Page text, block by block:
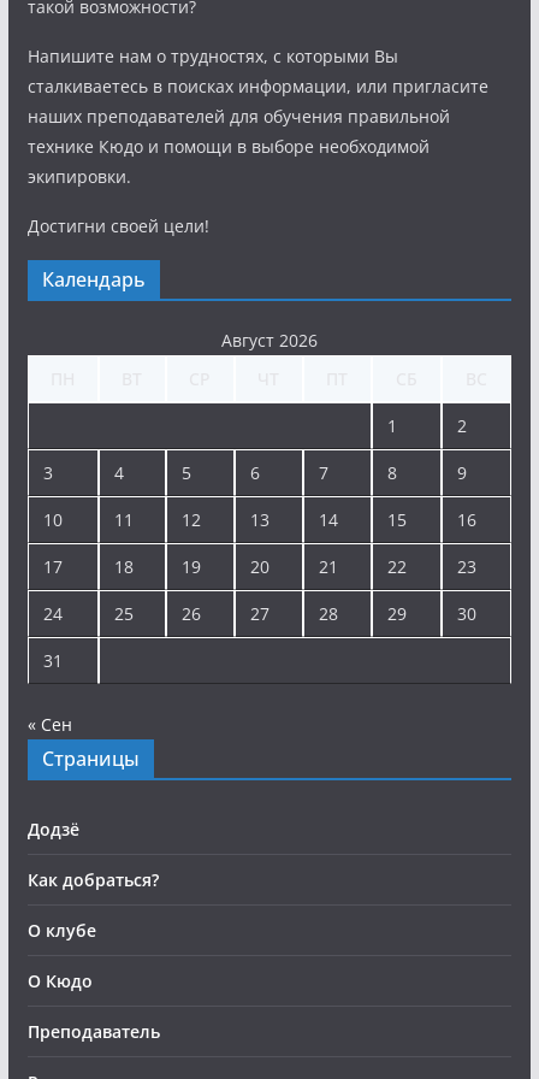
такой возможности?
Напишите нам о трудностях, с которыми Вы
сталкиваетесь в поисках информации, или пригласите
наших преподавателей для обучения правильной
технике Кюдо и помощи в выборе необходимой
экипировки.
Достигни своей цели!
Календарь
Август 2026
1 2
3 4 5 6 7 8 9
10 11 12 13 14 15 16
17 18 19 20 21 22 23
24 25 26 27 28 29 30
31
« Сен
Страницы
Додзё
Как добраться?
О клубе
О Кюдо
Преподаватель